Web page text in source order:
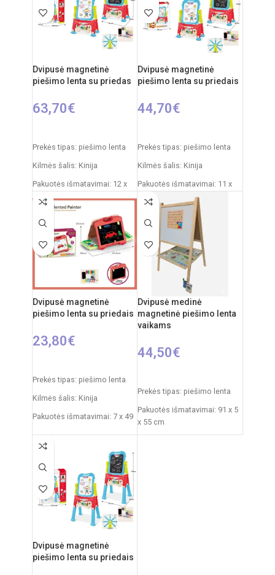
Dvipusė magnetinė
piešimo lenta su priedas
63,70€
Prekės tipas: piešimo lenta
Kilmės šalis: Kinija
Pakuotės išmatavimai: 12 x
53,5 x 61,5 cm
Produkto išmatavimai: 33 x
58 x 84 cm
Rekomenduojamas amžius:
nuo 3 metų
Dvipusė magnetinė
piešimo lenta su priedais
44,70€
Prekės tipas: piešimo lenta
Kilmės šalis: Kinija
Pakuotės išmatavimai: 11 x
43 x 50 cm
Produkto išmatavimai: 30 x
49 x 67 cm
Rekomenduojamas amžius:
nuo 3 metų
Dvipusė magnetinė
piešimo lenta su priedais
23,80€
Prekės tipas: piešimo lenta
Kilmės šalis: Kinija
Pakuotės išmatavimai: 7 x 49
Produkto išmatavimai: 33,5 x
Rekomenduojamas amžius:
nuo 3 metų
Dvipusė medinė
magnetinė piešimo lenta
vaikams
44,50€
Prekės tipas: piešimo lenta
Pakuotės išmatavimai: 91 x 5
x 55 cm
Dvipusė magnetinė
piešimo lenta su priedais